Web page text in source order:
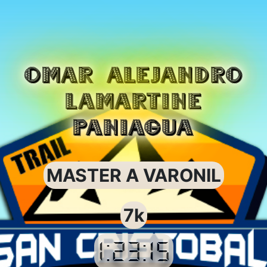
OMAR ALEJANDRO
LAMARTINE
PANIAGUA
MASTER A VARONIL
7k
1:23:15